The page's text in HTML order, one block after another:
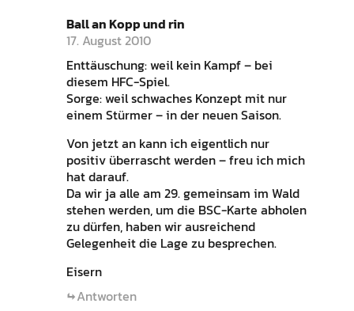
Ball an Kopp und rin
17. August 2010
Enttäuschung: weil kein Kampf – bei
diesem HFC-Spiel.
Sorge: weil schwaches Konzept mit nur
einem Stürmer – in der neuen Saison.
Von jetzt an kann ich eigentlich nur
positiv überrascht werden – freu ich mich
hat darauf.
Da wir ja alle am 29. gemeinsam im Wald
stehen werden, um die BSC-Karte abholen
zu dürfen, haben wir ausreichend
Gelegenheit die Lage zu besprechen.
Eisern
Antworten